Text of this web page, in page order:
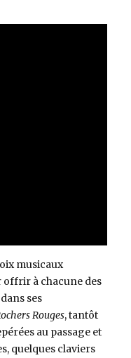
musicaux
offrir à chacune des
ses
Rouges, tantôt
au passage et
quelques claviers